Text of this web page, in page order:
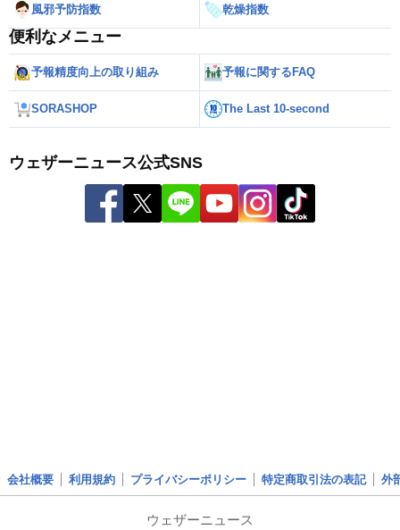
風邪予防指数 乾燥指数
便利なメニュー
予報精度向上の取り組み 予報に関するFAQ
SORASHOP The Last 10-second
ウェザーニュース公式SNS
会社概要 利用規約 プライバシーポリシー 特定商取引法の表記 外
ウェザーニュース